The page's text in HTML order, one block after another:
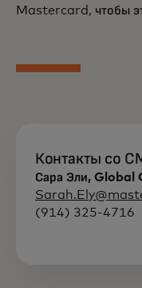
Mastercard, чтобы
Контакты со
Сара Эли,
(914) 325-4716